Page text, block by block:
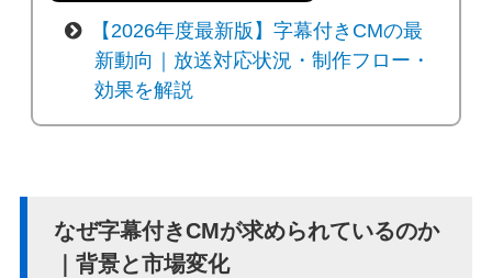
【2026年度最新版】字幕付きCMの最
新動向｜放送対応状況・制作フロー・
効果を解説
なぜ字幕付きCMが求められているのか
｜背景と市場変化